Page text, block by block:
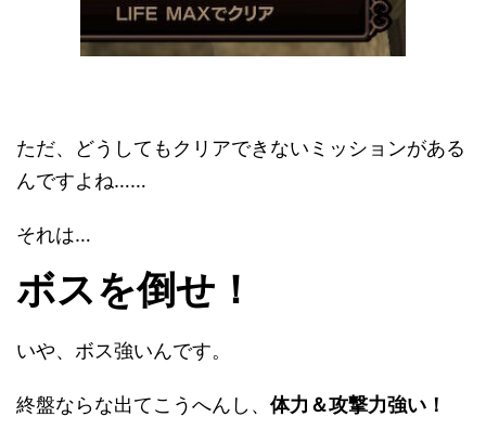
ただ、どうしてもクリアできないミッションがある
んですよね……
それは…
ボスを倒せ！
いや、ボス強いんです。
終盤ならな出てこうへんし、 体力＆攻撃力強い！